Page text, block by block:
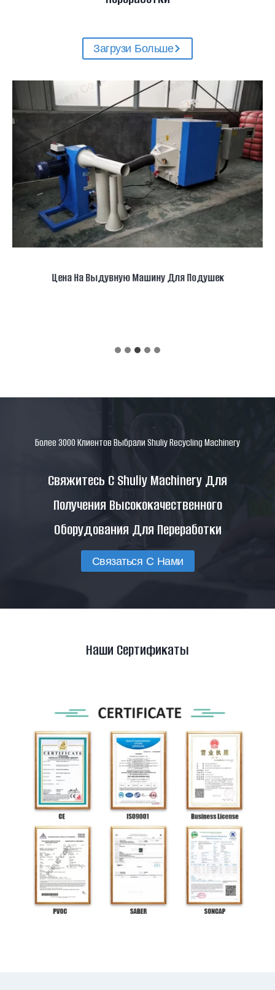
Загрузи Больше
Цена На Выдувную Машину Для Подушек
Более 3000 Клиентов Выбрали Shuliy Recycling Machinery
Свяжитесь С Shuliy Machinery Для
Получения Высококачественного
Оборудования Для Переработки
Связаться С Нами
Наши Сертификаты